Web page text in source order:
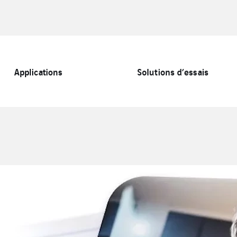
Applications Solutions d’essais